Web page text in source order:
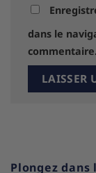
dans le
commentaire.
Plongez